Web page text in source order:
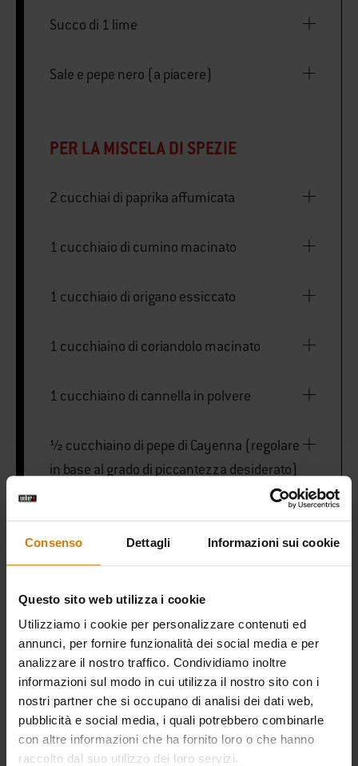
Consenso Dettagli Informazioni sui cookie
Questo sito web utilizza i cookie
Utilizziamo i cookie per personalizzare contenuti ed
annunci, per fornire funzionalità dei social media e per
analizzare il nostro traffico. Condividiamo inoltre
informazioni sul modo in cui utilizza il nostro sito con i
nostri partner che si occupano di analisi dei dati web,
pubblicità e social media, i quali potrebbero combinarle
con altre informazioni che ha fornito loro o che hanno
raccolto dal suo utilizzo dei loro servizi.
Succo di 1 lime
Sale e pepe nero (a piacere)
PER LA MISCELA DI SPEZIE
2 cucchiai di paprika affumicata
1 cucchiaio di cumino macinato
1 cucchiaio di origano essiccato
1 cucchiaino di coriandolo macinato
1 cucchiaino di cannella in polvere
½ cucchiaino di pepe di Cayenna (regolare
in base al grado di piccantezza desiderato)
PER IL FUMO DI LEGNO E LA
GUARNIZIONE
o di noce americano (ammollati per 30
minuti)
Foglie di coriandolo fresco (per guarnire)
Peperoncini jalapeño a fette